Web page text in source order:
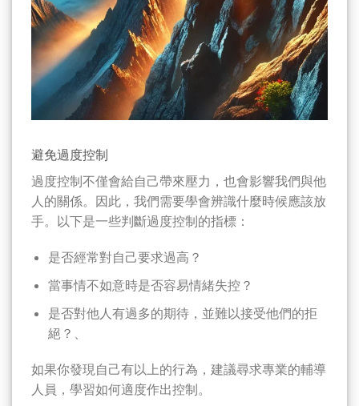
避免過度控制
過度控制不僅會給自己帶來壓力，也會影響我們與他
人的關係。因此，我們需要學會辨識什麼時候應該放
手。以下是一些判斷過度控制的指標：
是否經常對自己要求過高？
當事情不如意時是否容易情緒失控？
是否對他人有過多的期待，並難以接受他們的拒
絕？、
如果你發現自己有以上的行為，建議尋求專業的輔導
人員，學習如何適度作出控制。